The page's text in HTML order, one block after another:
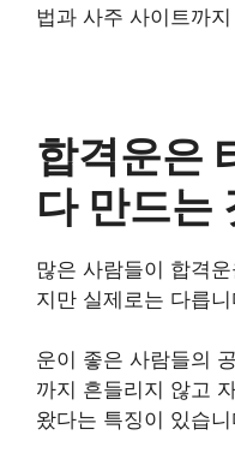
법과 사주 사이트까
합격운은
다 만드는
많은 사람들이 합격
지만 실제로는 다릅니
운이 좋은 사람들의
까지 흔들리지 않고
왔다는 특징이 있습니